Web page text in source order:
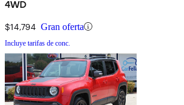
4WD
$14,794 Gran oferta
Incluye tarifas de conc.